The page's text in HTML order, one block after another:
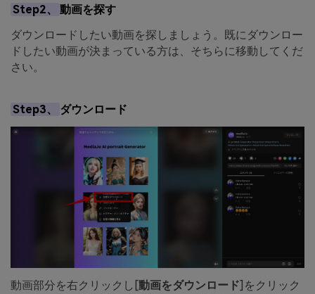
Step2、
動画を探す
ダウンロードしたい動画を探しましょう。既にダウンロー
ドしたい動画が決まっている方は、そちらに移動してくだ
さい。
Step3、 ダウンロード
動画部分を右クリックし[動画をダウンロード]をクリック